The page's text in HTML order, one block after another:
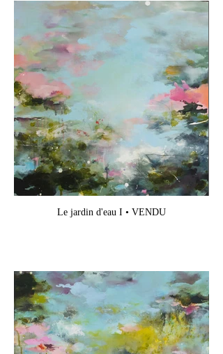
Le jardin d'eau I • VENDU